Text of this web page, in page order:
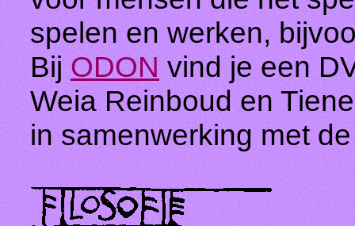
spelen en werken,
Bij ODON vind je een
Weia Reinboud en
in samenwerking met